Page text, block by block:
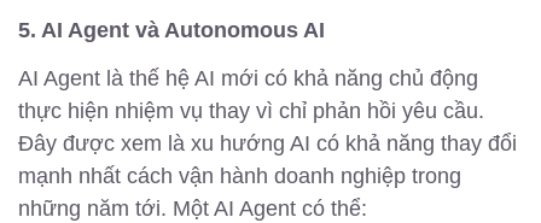
5. AI Agent và Autonomous AI
AI Agent là thế hệ AI mới có khả năng chủ động
thực hiện nhiệm vụ thay vì chỉ phản hồi yêu cầu.
Đây được xem là xu hướng AI có khả năng thay đổi
mạnh nhất cách vận hành doanh nghiệp trong
những năm tới. Một AI Agent có thể: